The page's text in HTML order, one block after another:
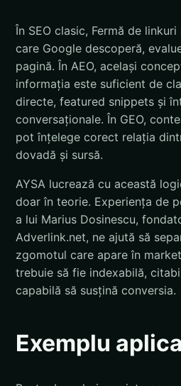
În SEO clasic, Fermă de
care Google descoperă,
pagină. În AEO, același
informația este suficient de
directe, featured snippets și
conversaționale. În GEO,
pot înțelege corect relația
dovadă și sursă.
AYSA lucrează cu această
doar în teorie. Experiența de
a lui Marius Dosinescu,
Adverlink.net, ne ajută să
zgomotul care apare în
trebuie să fie indexabilă,
capabilă să susțină conversia.
Exemplu